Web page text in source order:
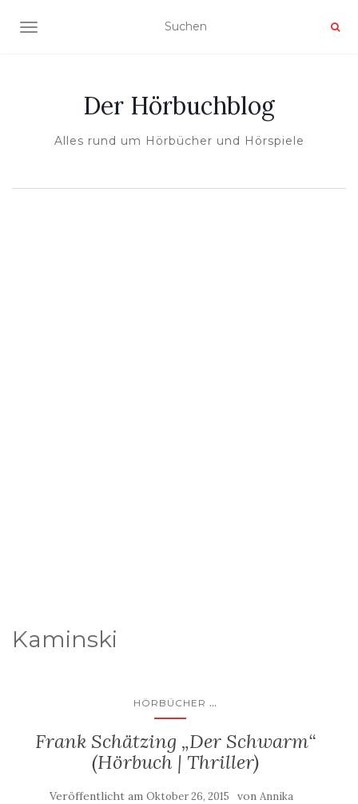
NAVIGATION UMSCHALTEN
Der Hörbuchblog
Alles rund um Hörbücher und Hörspiele
Kaminski
HÖRBÜCHER ...
Frank Schätzing „Der Schwarm“
(Hörbuch | Thriller)
Veröffentlicht am Oktober 26, 2015 von Annika